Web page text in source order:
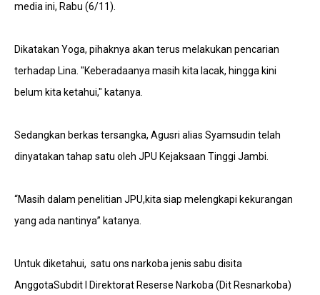
media ini, Rabu (6/11).
Dikatakan Yoga, pihaknya akan terus melakukan pencarian
terhadap Lina. "Keberadaanya masih kita lacak, hingga kini
belum kita ketahui," katanya.
Sedangkan berkas tersangka, Agusri alias Syamsudin telah
dinyatakan tahap satu oleh JPU Kejaksaan Tinggi Jambi.
“Masih dalam penelitian JPU,kita siap melengkapi kekurangan
yang ada nantinya” katanya.
Untuk diketahui, satu ons narkoba jenis sabu disita
AnggotaSubdit I Direktorat Reserse Narkoba (Dit Resnarkoba)